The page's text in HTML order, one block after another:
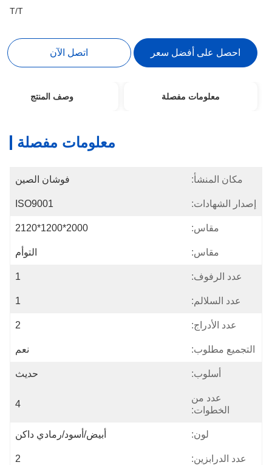
T/T
احصل على أفضل سعر اتصل الآن
معلومات مفصلة وصف المنتج
معلومات مفصلة
مكان المنشأ: فوشان الصين
إصدار الشهادات: ISO9001
مقاس: 2000*1200*2120
مقاس: التوأم
عدد الرفوف: 1
عدد السلالم: 1
عدد الأدراج: 2
التجميع مطلوب: نعم
أسلوب: حديث
عدد من
الخطوات:
4
لون: أبيض/أسود/رمادي داكن
عدد الدرابزين: 2